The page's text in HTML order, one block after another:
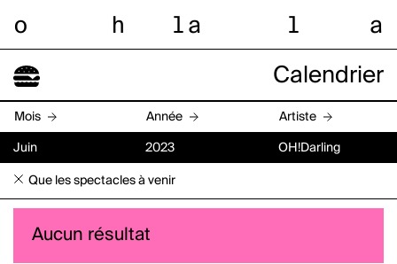
o h l a l a
Calendrier
Mois Année Artiste
Juin 2023 OH!Darling
Que les spectacles à venir
Aucun résultat